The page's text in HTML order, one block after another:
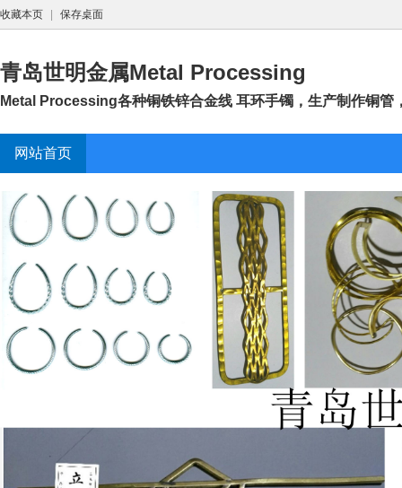
收藏本页 保存桌面
青岛世明金属Metal Processing
Metal Processing各种铜铁锌合金线 耳环手镯，生产制作铜管
网站首页
2019-11-22